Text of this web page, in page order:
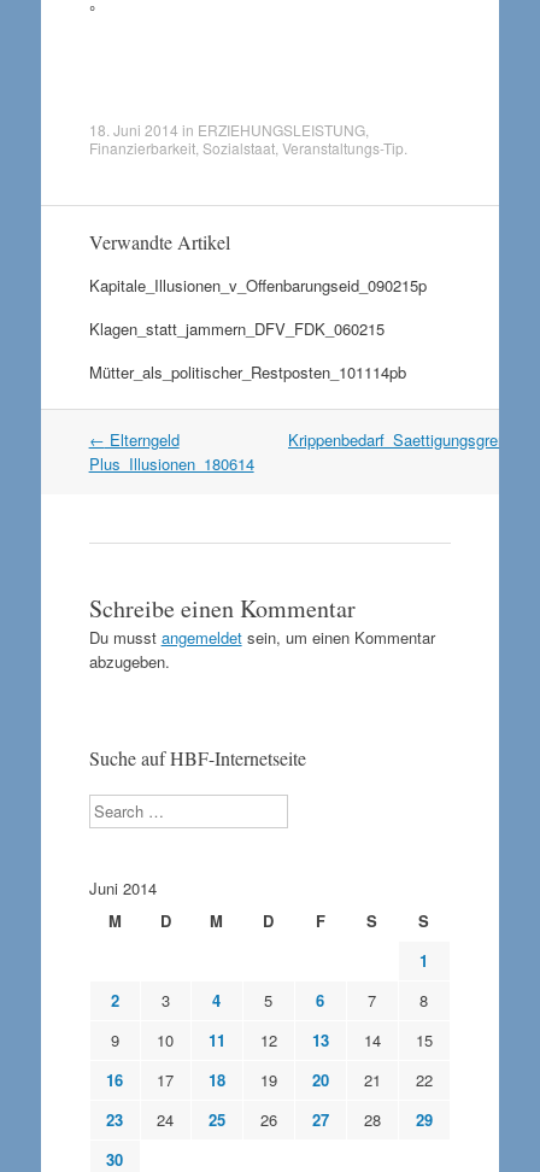
°
18. Juni 2014 in ERZIEHUNGSLEISTUNG,
Finanzierbarkeit, Sozialstaat, Veranstaltungs-Tip
Verwandte Artikel
Kapitale_Illusionen_v_Offenbarungseid_090215p
Klagen_statt_jammern_DFV_FDK_060215
Mütter_als_politischer_Restposten_101114pb
Artikel
Navigation
← Elterngeld
Plus_Illusionen_180614
Schreibe einen Kommentar
Du musst angemeldetsein, um einen Kommentar
abzugeben.
Suche auf HBF-Internetseite
Search
Juni 2014
M
D M D F S
S
1
2
3 4 5 6 7
8
9
10 11 12 13 14
15
16
17 18 19 20 21
22
23
24 25 26 27 28
29
30